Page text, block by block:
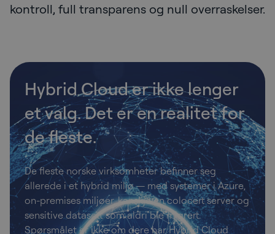
kontroll, full transparens og null overraskelser.
Hybrid Cloud er ikke lenger
et valg. Det er en realitet for
de fleste.
De fleste norske virksomheter befinner seg
allerede i et hybrid miljø — med systemer i Azure,
on-premises miljøer, kanskje en colocert server og
sensitive datasett som aldri ble migrert.
Spørsmålet er ikke om dere har Hybrid Cloud